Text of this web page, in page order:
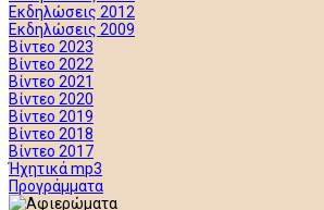
Εκδηλώσεις 2012
Εκδηλώσεις 2009
Βίντεο 2023
Βίντεο 2022
Βίντεο 2021
Βίντεο 2020
Βίντεο 2019
Βίντεο 2018
Βίντεο 2017
Ήχητικά mp3
Προγράμματα